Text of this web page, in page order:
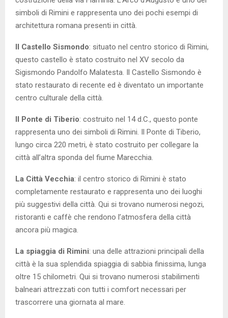
simboli di Rimini e rappresenta uno dei pochi esempi di
architettura romana presenti in città.
Il Castello Sismondo: situato nel centro storico di Rimini,
questo castello è stato costruito nel XV secolo da
Sigismondo Pandolfo Malatesta. Il Castello Sismondo è
stato restaurato di recente ed è diventato un importante
centro culturale della città.
Il Ponte di Tiberio: costruito nel 14 d.C., questo ponte
rappresenta uno dei simboli di Rimini. Il Ponte di Tiberio,
lungo circa 220 metri, è stato costruito per collegare la
città all’altra sponda del fiume Marecchia.
La Città Vecchia: il centro storico di Rimini è stato
completamente restaurato e rappresenta uno dei luoghi
più suggestivi della città. Qui si trovano numerosi negozi,
ristoranti e caffè che rendono l’atmosfera della città
ancora più magica.
La spiaggia di Rimini: una delle attrazioni principali della
città è la sua splendida spiaggia di sabbia finissima, lunga
oltre 15 chilometri. Qui si trovano numerosi stabilimenti
balneari attrezzati con tutti i comfort necessari per
trascorrere una giornata al mare.